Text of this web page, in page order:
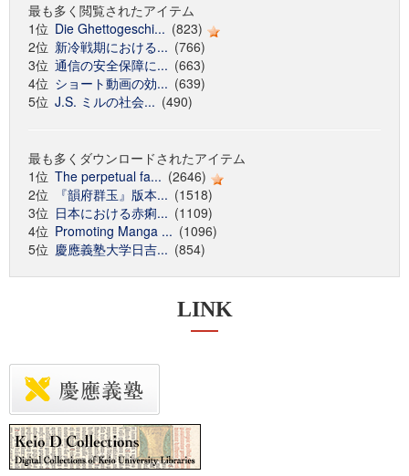
最も多く閲覧されたアイテム
1位 Die Ghettogeschi... (823)
2位 新冷戦期における... (766)
3位 通信の安全保障に... (663)
4位 ショート動画の効... (639)
5位 J.S. ミルの社会... (490)
最も多くダウンロードされたアイテム
1位 The perpetual fa... (2646)
2位
『韻府群玉』版本... (1518)
3位 日本における赤痢... (1109)
4位 Promoting Manga ... (1096)
5位 慶應義塾大学日吉... (854)
LINK